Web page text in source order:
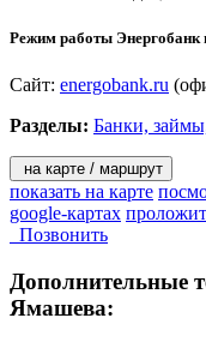
Режим работы
Сайт: energobank.ru
Разделы: Банки,
на карте / маршрут
показать на карте
google-картах
Позвонить
Дополнительные
Ямашева: